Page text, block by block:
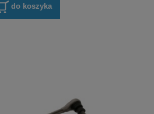
do koszyka